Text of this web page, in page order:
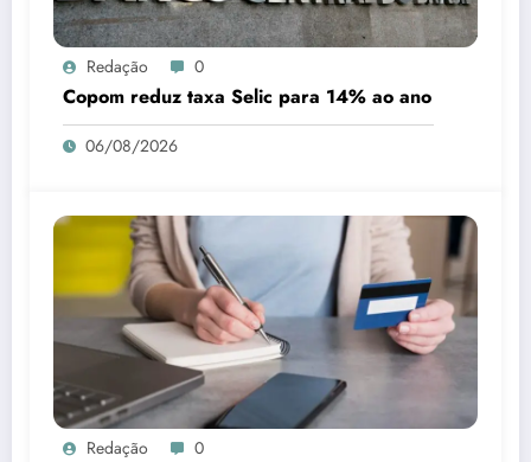
Redação 0
Copom reduz taxa Selic para 14% ao ano
06/08/2026
Redação 0